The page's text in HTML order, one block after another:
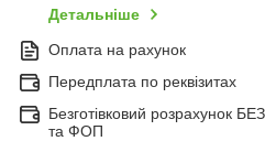
Детальніше
Оплата на рахунок
Передплата по реквізитах
Безготівковий розрахунок
та ФОП